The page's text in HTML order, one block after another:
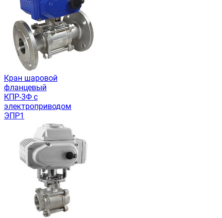
Кран шаровой
фланцевый
КПР-3Ф с
электроприводом
ЭПР1